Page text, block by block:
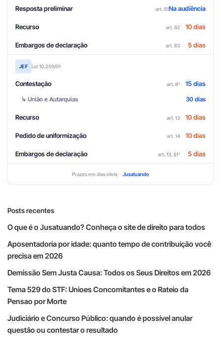
Resposta preliminar art. 81Na audiência
Recurso art. 82 10 dias
Embargos de declaração art. 83 5 dias
JEF Lei 10.259/01
Contestação art. 8º 15 dias
↳ União e Autarquias 30 dias
Recurso art. 13 10 dias
Pedido de uniformização art. 14 10 dias
Embargos de declaração art. 13, §1º 5 dias
Prazos em dias úteis · Jusatuando
Posts recentes
O que é o Jusatuando? Conheça o site de direito para todos
Aposentadoria por idade: quanto tempo de contribuição você
precisa em 2026
Demissão Sem Justa Causa: Todos os Seus Direitos em 2026
Tema 529 do STF: Unioes Concomitantes e o Rateio da
Pensao por Morte
Judiciário e Concurso Público: quando é possível anular
questão ou contestar o resultado